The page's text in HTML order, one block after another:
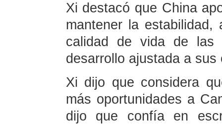
Xi destacó que China
mantener la estabilidad,
calidad de vida de
desarrollo ajustada a
Xi dijo que considera
más oportunidades a
dijo que confía en